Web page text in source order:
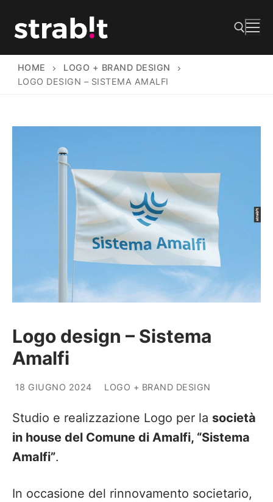
Cerca:
HOME
LOGO + BRAND DESIGN
LOGO DESIGN – SISTEMA AMALFI
Logo design – Sistema
Amalfi
18 GIUGNO 2024 LOGO + BRAND DESIGN
Studio e realizzazione Logo per la società
in house del Comune di Amalfi, “Sistema
Amalfi”.
In occasione del rinnovamento societario,